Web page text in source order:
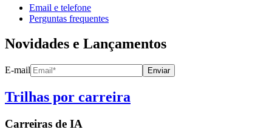
Email e telefone
Perguntas frequentes
Novidades e Lançamentos
E-mail Enviar
Trilhas por carreira
Carreiras de IA